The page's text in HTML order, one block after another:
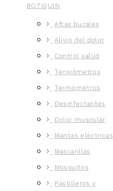
BOTIQUIN
Aftas bucales
Alivio del dolor
Control salud
Tensiómetros
Termómetros
Desinfectantes
Dolor muscular
Mantas eléctricas
Mascarillas
Mosquitos
Pastilleros y